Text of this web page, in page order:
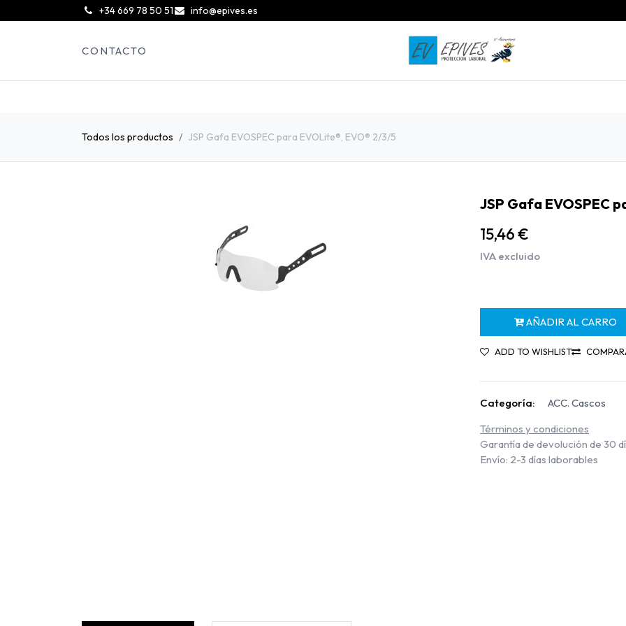
+34 669 78 50 51 info@epives.es
CONTACTO
Todos los productos JSP Gafa EVOSPEC para EVOLite®, EVO® 2/3/5
JSP Gafa EVOSPEC
15,46€
IVA excluido
AÑADIR AL CARRO
ADD TO WISHLIST
Categoría:
ACC. Cascos
Términos y condiciones
Garantía de devolución de 30
Envío: 2-3 días laborables